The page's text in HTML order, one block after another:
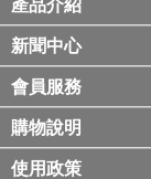
產品介紹
新聞中心
會員服務
購物說明
使用政策